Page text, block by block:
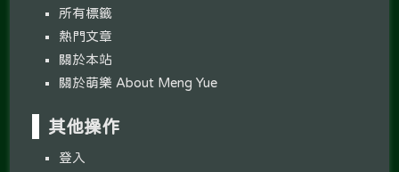
所有標籤
熱門文章
關於本站
關於萌樂 About Meng Yue
其他操作
登入